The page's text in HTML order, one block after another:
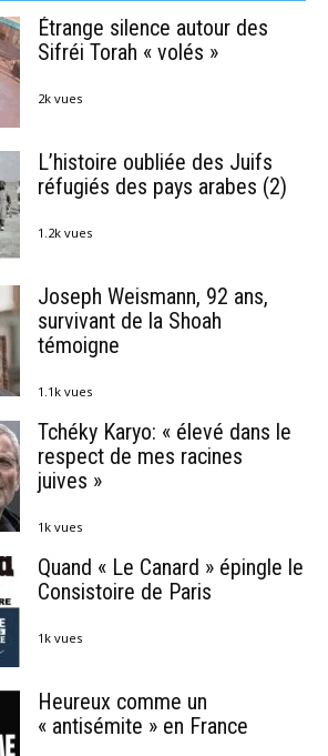
Étrange silence autour des
Sifréi Torah « volés »
2k vues
L’histoire oubliée des Juifs
réfugiés des pays arabes (2)
1.2k vues
Joseph Weismann, 92 ans,
survivant de la Shoah
témoigne
1.1k vues
Tchéky Karyo: « élevé dans le
respect de mes racines
juives »
1k vues
Quand « Le Canard » épingle le
Consistoire de Paris
1k vues
Heureux comme un
« antisémite » en France